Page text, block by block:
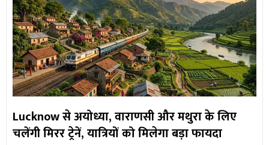
Lucknow से अयोध्या, वाराणसी और मथुरा के लिए
चलेंगी मिरर ट्रेनें, यात्रियों को मिलेगा बड़ा फायदा